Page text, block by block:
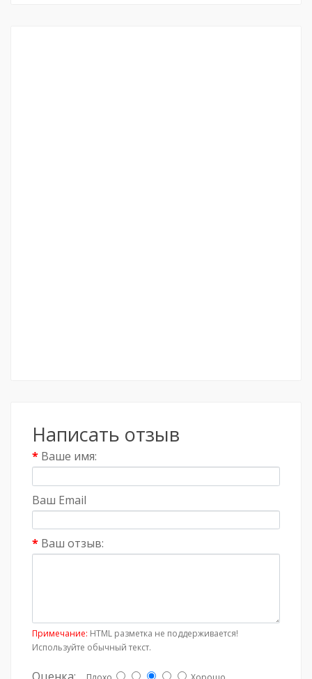
Написать отзыв
Ваше имя:
Ваш Email
Ваш отзыв:
Примечание: HTML разметка не поддерживается!
Используйте обычный текст.
Оценка: